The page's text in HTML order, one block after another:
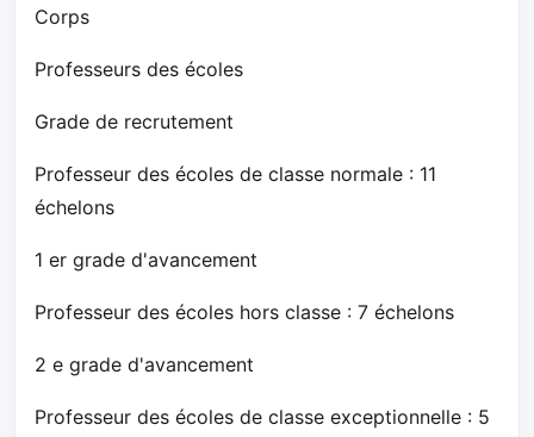
Corps
Professeurs des écoles
Grade de recrutement
Professeur des écoles de classe normale : 11
échelons
1 er grade d'avancement
Professeur des écoles hors classe : 7 échelons
2 e grade d'avancement
Professeur des écoles de classe exceptionnelle : 5